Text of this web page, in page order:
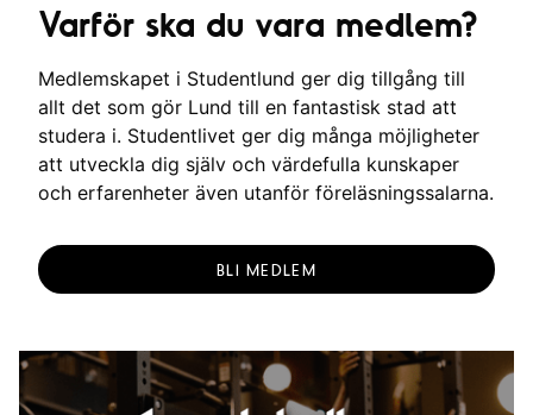
Varför ska du vara medlem?
Medlemskapet i Studentlund ger dig tillgång till
allt det som gör Lund till en fantastisk stad att
studera i. Studentlivet ger dig många möjligheter
att utveckla dig själv och värdefulla kunskaper
och erfarenheter även utanför föreläsningssalarna.
BLI MEDLEM